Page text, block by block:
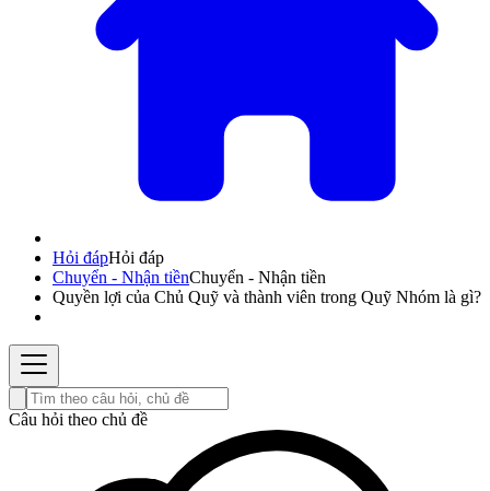
Hỏi đápHỏi đáp
Chuyển - Nhận tiềnChuyển - Nhận tiền
Quyền lợi của Chủ Quỹ và thành viên trong Quỹ Nhóm là gì?
Câu hỏi theo chủ đề